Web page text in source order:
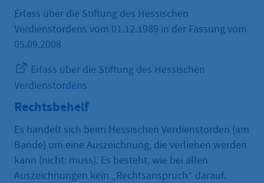
Erlass über die Stiftung des Hessischen
Verdienstordens vom 01.12.1989 in der Fassung vom
05.09.2008
Erlass über die Stiftung des Hessischen
Verdienstordens
Rechtsbehelf
Es handelt sich beim Hessischen Verdienstorden (am
Bande) um eine Auszeichnung, die verliehen werden
kann (nicht: muss). Es besteht, wie bei allen
Auszeichnungen kein „Rechtsanspruch“ darauf.